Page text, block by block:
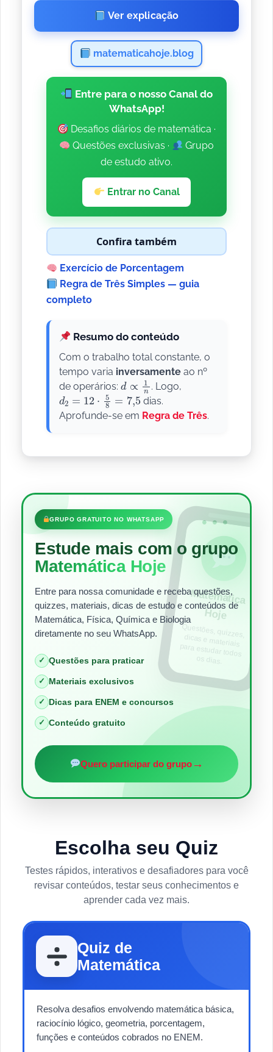
Ver explicação
matematicahoje.blog
Entre para o nosso Canal do
WhatsApp!
Desafios diários de matemática ·
Questões exclusivas ·
Grupo
de estudo ativo.
Entrar no Canal
Confira também
Exercício de Porcentagem
Regra de Três Simples — guia
completo
Resumo do conteúdo
Com o trabalho total constante, o
tempo varia inversamente ao nº
de operários:
d n
. Logo,
d 12⋅5 =7
dias.
Aprofunde-se em Regra de Três.
•••
GRUPO GRATUITO NO WHATSAPP
Estude mais com o grupo
Matemática Hoje
Entre para nossa comunidade e receba questões,
quizzes, materiais, dicas de estudo e conteúdos de
Matemática, Física, Química e Biologia
diretamente no seu WhatsApp.
✓ Questões para praticar
✓ Materiais exclusivos
✓ Dicas para ENEM e concursos
✓ Conteúdo gratuito
Quero participar do grupo→
Matem
ática
Hoje
Questões, quizzes,
dicas e materiais
para estudar todos
os dias.
Escolha seu Quiz
Testes rápidos, interativos e desafiadores para você
revisar conteúdos, testar seus conhecimentos e
aprender cada vez mais.
Quiz de
Matemática
Resolva desafios envolvendo matemática básica,
raciocínio lógico, geometria, porcentagem,
funções e conteúdos cobrados no ENEM.